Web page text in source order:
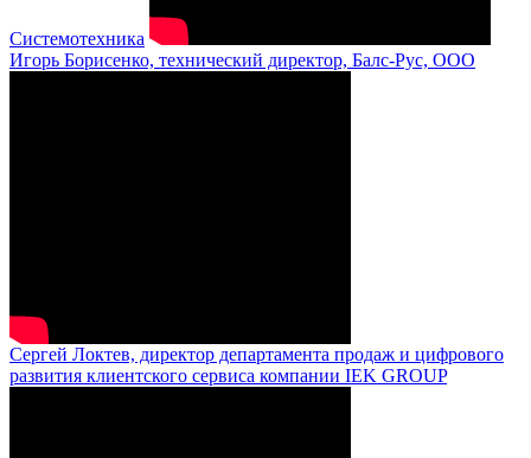
Системотехника
Игорь Борисенко, технический директор, Балс-Рус, ООО
Сергей Локтев, директор департамента продаж и цифрового
развития клиентского сервиса компании IEK GROUP